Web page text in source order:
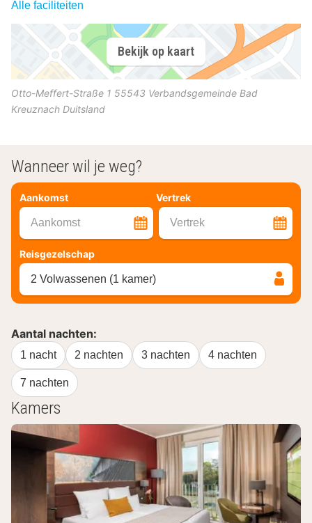
Alle faciliteiten
Bekijk op kaart
Otto-Meffert-Straße 1 55543 Verbandsgemeinde Bad
Kreuznach Duitsland
Wanneer wil je weg?
Aankomst Vertrek
Aankomst Vertrek
Reisgezelschap
2 Volwassenen (1 kamer)
Aantal nachten:
1 nacht 2 nachten 3 nachten 4 nachten
7 nachten
Kamers